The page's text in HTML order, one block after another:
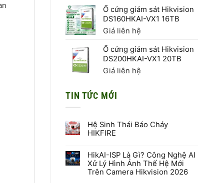
Ổ cứng giám sát Hikvision
DS160HKAI-VX1 16TB
Giá liên hệ
Ổ cứng giám sát Hikvision
DS200HKAI-VX1 20TB
Giá liên hệ
TIN TỨC MỚI
Hệ Sinh Thái Báo Cháy
HIKFIRE
bình
luận
ở
Hệ
HikAI-ISP Là Gì? Công Nghệ AI
Xử Lý Hình Ảnh Thế Hệ Mới
Trên Camera Hikvision 2026